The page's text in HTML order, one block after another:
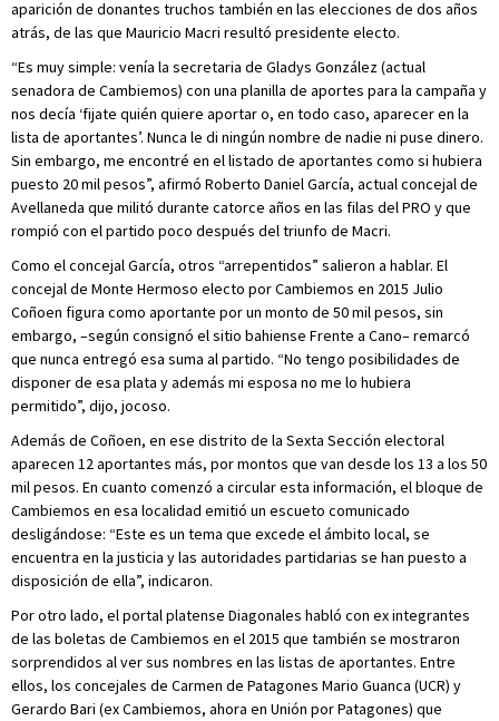
aparición de donantes truchos también en las elecciones de dos años
atrás, de las que Mauricio Macri resultó presidente electo.
“Es muy simple: venía la secretaria de Gladys González (actual
senadora de Cambiemos) con una planilla de aportes para la campaña y
nos decía ‘fijate quién quiere aportar o, en todo caso, aparecer en la
lista de aportantes’. Nunca le di ningún nombre de nadie ni puse dinero.
Sin embargo, me encontré en el listado de aportantes como si hubiera
puesto 20 mil pesos”, afirmó Roberto Daniel García, actual concejal de
Avellaneda que militó durante catorce años en las filas del PRO y que
rompió con el partido poco después del triunfo de Macri.
Como el concejal García, otros “arrepentidos” salieron a hablar. El
concejal de Monte Hermoso electo por Cambiemos en 2015 Julio
Coñoen figura como aportante por un monto de 50 mil pesos, sin
embargo, –según consignó el sitio bahiense Frente a Cano– remarcó
que nunca entregó esa suma al partido. “No tengo posibilidades de
disponer de esa plata y además mi esposa no me lo hubiera
permitido”, dijo, jocoso.
Además de Coñoen, en ese distrito de la Sexta Sección electoral
aparecen 12 aportantes más, por montos que van desde los 13 a los 50
mil pesos. En cuanto comenzó a circular esta información, el bloque de
Cambiemos en esa localidad emitió un escueto comunicado
desligándose: “Este es un tema que excede el ámbito local, se
encuentra en la justicia y las autoridades partidarias se han puesto a
disposición de ella”, indicaron.
Por otro lado, el portal platense Diagonales habló con ex integrantes
de las boletas de Cambiemos en el 2015 que también se mostraron
sorprendidos al ver sus nombres en las listas de aportantes. Entre
ellos, los concejales de Carmen de Patagones Mario Guanca (UCR) y
Gerardo Bari (ex Cambiemos, ahora en Unión por Patagones) que